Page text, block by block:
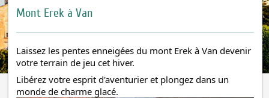
Mont Erek à Van
Laissez les pentes enneigées du mont Erek à Van devenir
votre terrain de jeu cet hiver.
Libérez votre esprit d'aventurier et plongez dans un
monde de charme glacé.